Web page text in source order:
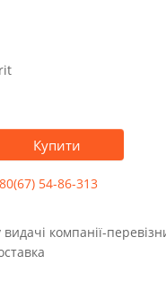
Купити
54-86-313
компанії-